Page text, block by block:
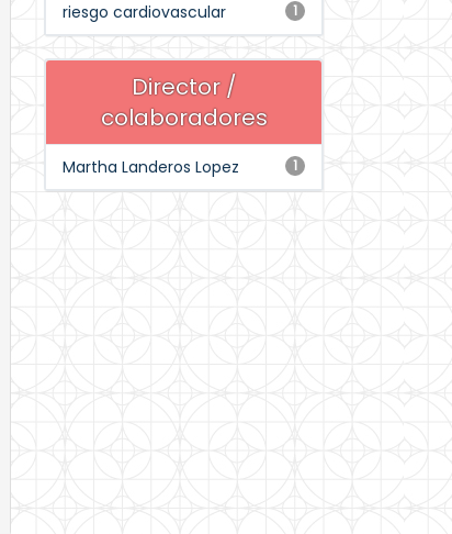
1
riesgo cardiovascular
Director /
colaboradores
1
Martha Landeros Lopez